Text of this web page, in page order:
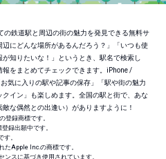
の鉄道駅と周辺の街の魅力を発見できる無料サ
にどんな場所があるんだろう？」「いつも使
知りたいな！」というとき、駅名で検索し
をまとめてチェックできます。iPhone /
気に入りの駅や記事の保存」「駅や街の魅力
イン」も楽しめます。全国の駅と街で、あな
な偶然との出逢い）がありますように！
登録商標です。
録出願中です。
す。
たApple Inc.の商標です。
ンスに基づき使用されています。